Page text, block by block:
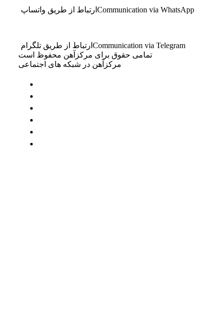
ارتباط از طریق واتساپ Communication via WhatsApp
ارتباط از طریق تلگرام Communication via Telegram
تمامی حقوق برای مرکزآهن محفوظ است
مرکزآهن در شبکه های اجتماعی